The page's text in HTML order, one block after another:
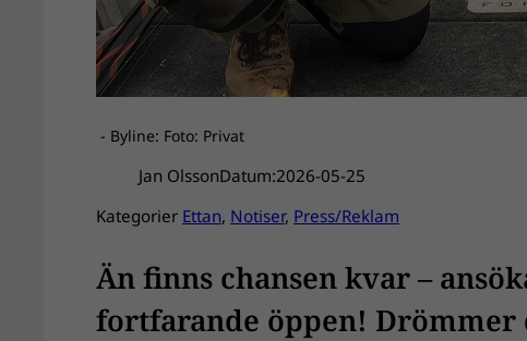
- Byline: Foto: Privat
Jan OlssonDatum:2026-05-25
Kategorier Ettan, Notiser, Press/Reklam
Än finns chansen kvar –
fortfarande öppen! Drömmer